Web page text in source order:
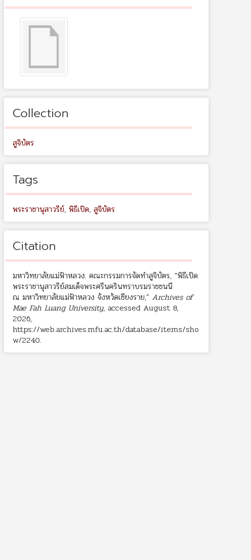
Collection
สูจิบัตร
Tags
พระราชานุสาวรีย์, พิธีเปิด, สูจิบัตร
Citation
มหาวิทยาลัยแม่ฟ้าหลวง. คณะกรรมการจัดทำสูจิบัตร, “พิธีเปิด
พระราชานุสาวรีย์สมเด็จพระศรีนครินทราบรมราชชนนี
ณ มหาวิทยาลัยแม่ฟ้าหลวง จังหวัดเชียงราย,” Archives of
Mae Fah Luang University, accessed August 8,
2026,
https://web.archives.mfu.ac.th/database/items/sho
w/2240.